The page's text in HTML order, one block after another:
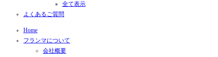
全て表示
よくあるご質問
Home
フランマについて
会社概要